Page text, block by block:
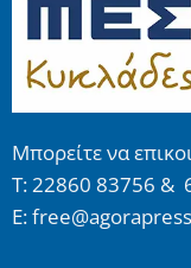
Μπορείτε να
Τ: 22860 83756 &
E: